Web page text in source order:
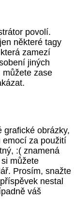
povolí.
některé tagy
zamezí
jiných
můžete zase
grafické obrázky,
emocí za použití
:( znamená
můžete
Prosím, snažte
nestal
váš